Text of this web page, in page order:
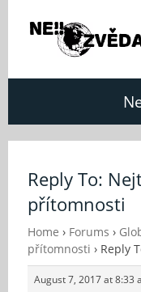
Reply To:
přítomnosti
Home › Forums ›
přítomnosti › Reply
August 7, 2017 at 8:33